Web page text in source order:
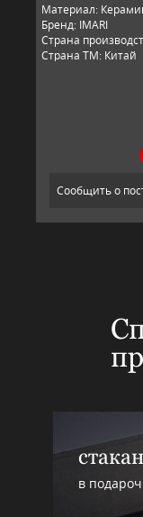
Материал:
Бренд: IMARI
Страна
Страна ТМ: Китай
Сообщить о
в